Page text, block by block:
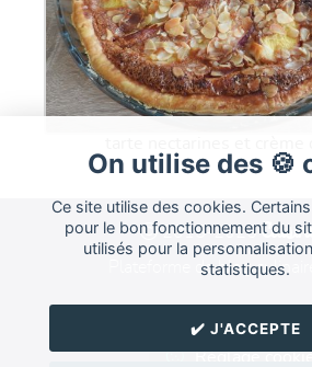
On utilise des 🍪
Ce site utilise des cookies.
pour le bon fonctionnement du
utilisés pour la
statistiques.
✔️ J'ACCEPTE
2015-2026
Plateforme de blog
FAQ
Réglage